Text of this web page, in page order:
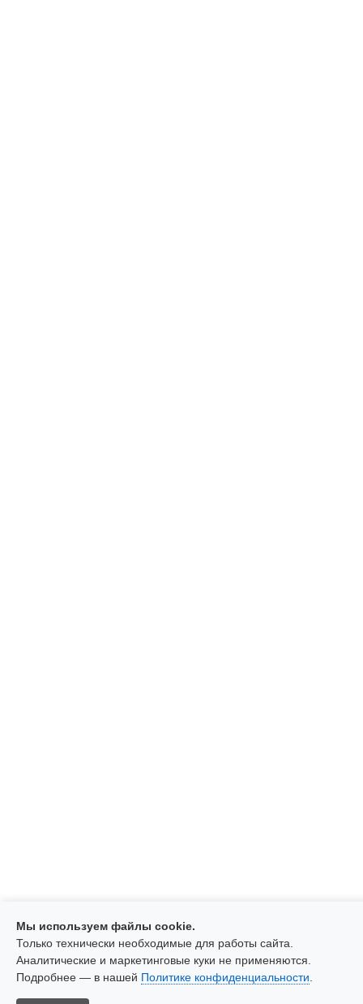
Мы используем файлы cookie.
Только технически необходимые для работы сайта.
Аналитические и маркетинговые куки не применяются.
Подробнее — в нашей Политике конфиденциальности